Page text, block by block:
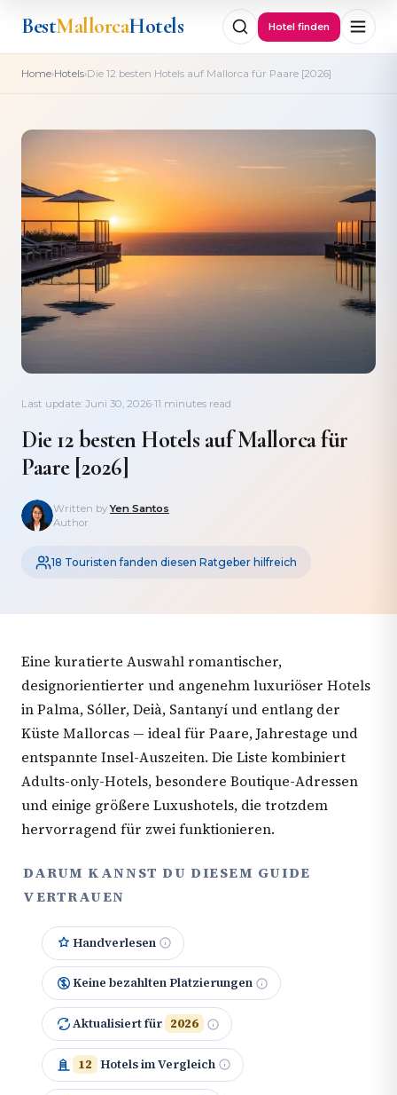
BestMallorcaHotels Hotel finden
Home›Hotels›Die 12 besten Hotels auf Mallorca für Paare [2026]
Last update: Juni 30, 2026·11 minutes read
Die 12 besten Hotels auf Mallorca für
Paare [2026]
Written byYen Santos
Author
18 Touristen fanden diesen Ratgeber hilfreich
Eine kuratierte Auswahl romantischer,
designorientierter und angenehm luxuriöser Hotels
in Palma, Sóller, Deià, Santanyí und entlang der
Küste Mallorcas — ideal für Paare, Jahrestage und
entspannte Insel-Auszeiten. Die Liste kombiniert
Adults-only-Hotels, besondere Boutique-Adressen
und einige größere Luxushotels, die trotzdem
hervorragend für zwei funktionieren.
DARUM KANNST DU DIESEM GUIDE
VERTRAUEN
Handverlesen
Keine bezahlten Platzierungen
Aktualisiert für 2026
12 Hotels im Vergleich